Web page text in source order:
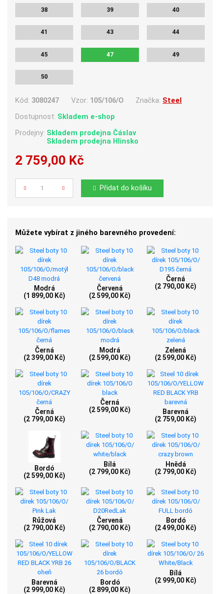
38 39 40
41 43 44
45 47 49
50
Kód: 3080247 Vzor: 105/106/O Značka: Steel
Dostupnost: Skladem e-shop
Prodejny: Skladem prodejna Čáslav
Skladem prodejna Hlinsko
2 759,00 Kč
Počet
Přidat do košíku
Můžete vybírat z jiného barevného provedení:
Modrá
(1 899,00 Kč)
Červená
(2 599,00 Kč)
Černá
(2 790,00 Kč)
Černá
(2 399,00 Kč)
Modrá
(2 599,00 Kč)
Zelená
(2 599,00 Kč)
Černá
(2 799,00 Kč)
Černá
(2 599,00 Kč)
Barevná
(2 759,00 Kč)
Bordó
(2 599,00 Kč)
Bílá
(2 799,00 Kč)
Hnědá
(2 799,00 Kč)
Růžová
(2 790,00 Kč)
Červená
(2 790,00 Kč)
Bordó
(2 499,00 Kč)
Barevná
(2 999,00 Kč)
Bordó
(2 899,00 Kč)
Bílá
(2 999,00 Kč)